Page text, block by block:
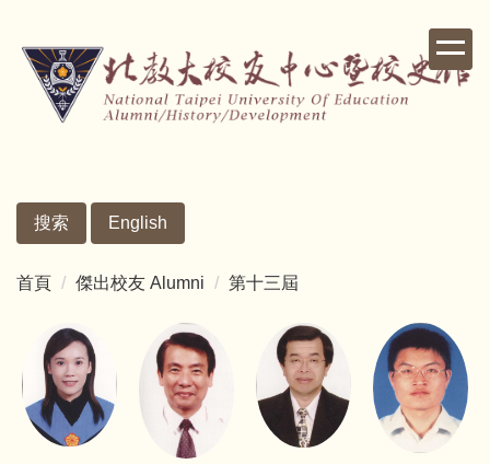
到
搜索 English
首頁 傑出校友 Alumni 第十三屆